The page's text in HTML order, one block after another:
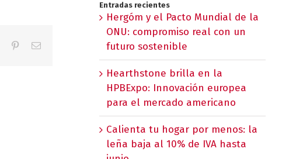
PinterestCorreo
Entradas recientes
Hergóm y el Pacto Mundial de la
ONU: compromiso real con un
futuro sostenible
Hearthstone brilla en la
HPBExpo: Innovación europea
para el mercado americano
Calienta tu hogar por menos: la
leña baja al 10% de IVA hasta